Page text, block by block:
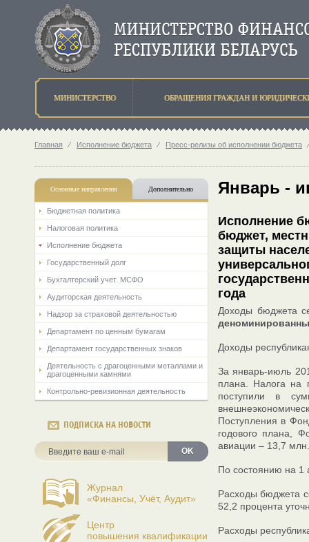
МИНИСТЕРСТВО ОБРАЩЕНИЯ ГРАЖДАН И
Главная ⁄ Исполнение бюджета ⁄ Пресс-релизы об исполнении бюджета ⁄
Основные направления Дополнительно
Бюджетная политика
Налоговая политика
Исполнение бюджета
Государственный долг
Бухгалтерский учет. МСФО
Аудиторская деятельность
Надзор за страховой деятельностью
Департамент по ценным бумагам
Департамент государственных знаков
Деятельность с драгоценными металлами и
драгоценными камнями
Контрольно-ревизионная деятельность
ПОДПИСКА НА НОВОСТИ
OK
Журнал
«Финансы, Учёт, Аудит»
Центр
повышения квалификации
Январь -
Исполнение
бюджет,
защиты
года
Доходы бюджета
Доходы
За январь-июль
плана. Налога на
поступили в
Поступления в
годового плана,
авиации – 13,7
По состоянию на 1
Расходы бюджета
52,2 процента
Расходы